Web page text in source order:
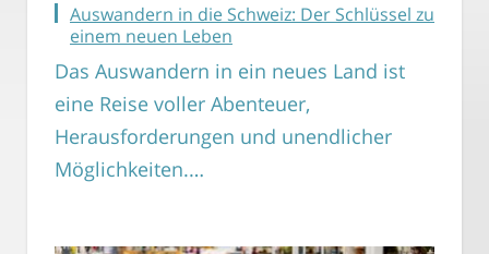
Auswandern in die Schweiz: Der Schlüssel zu
einem neuen Leben
Das Auswandern in ein neues Land ist
eine Reise voller Abenteuer,
Herausforderungen und unendlicher
Möglichkeiten.…